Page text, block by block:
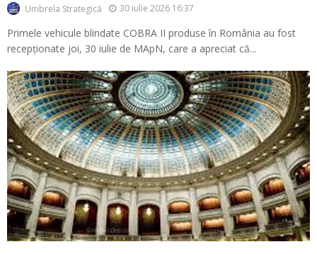
Umbrela Strategică 30 iulie 2026 16:37
Primele vehicule blindate COBRA II produse în România au fost
recepționate joi, 30 iulie de MApN, care a apreciat că...